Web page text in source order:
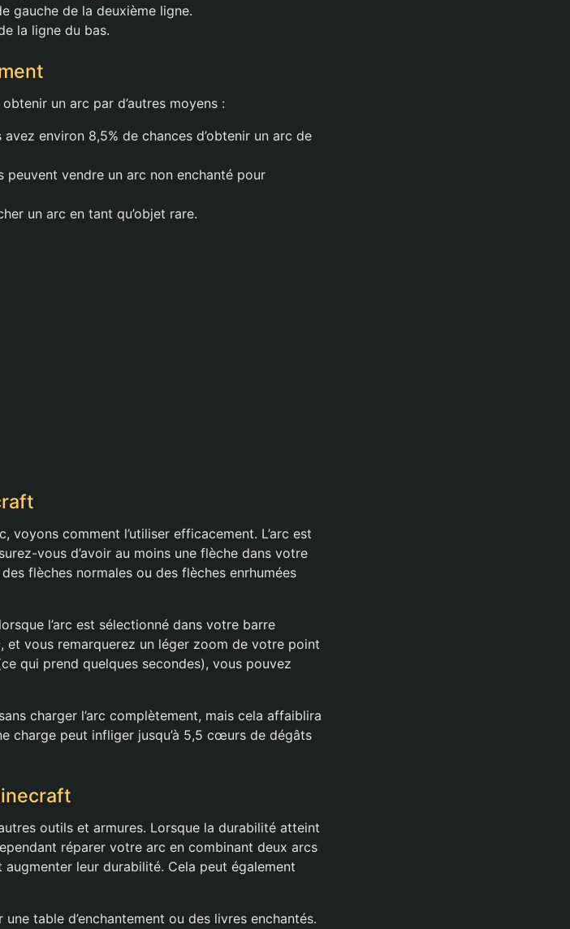
gauche de la deuxième ligne.
la ligne du bas.
un arc par d’autres moyens :
environ 8,5% de chances d’obtenir un arc de
peuvent vendre un arc non enchanté pour
un arc en tant qu’objet rare.
comment l’utiliser efficacement. L’arc est
vous d’avoir au moins une flèche dans votre
flèches normales ou des flèches enrhumées
l’arc est sélectionné dans votre barre
et vous remarquerez un léger zoom de votre point
qui prend quelques secondes), vous pouvez
charger l’arc complètement, mais cela affaiblira
charge peut infliger jusqu’à 5,5 cœurs de dégâts
outils et armures. Lorsque la durabilité atteint
réparer votre arc en combinant deux arcs
leur durabilité. Cela peut également
table d’enchantement ou des livres enchantés.